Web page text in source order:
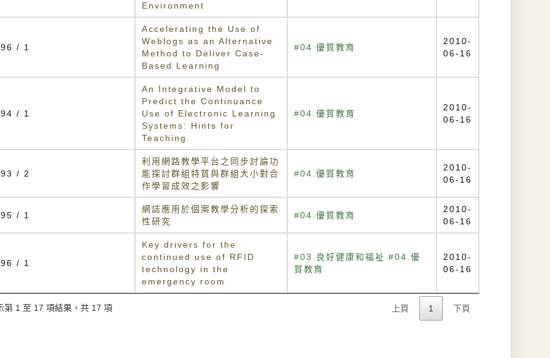
Environment
/ 1
Accelerating the Use of
Weblogs as an Alternative
Method to Deliver Case-
Based Learning
#04.優質教育
2010-
06-16
/ 1
An Integrative Model to
Predict the Continuance
Use of Electronic Learning
Systems: Hints for
Teaching
#04.優質教育
2010-
06-16
/ 2
利用網路教學平台之同步討論功
能探討群組特質與群組大小對合
作學習成效之影響
#04.優質教育
2010-
06-16
/ 1
網誌應用於個案教學分析的探索
性研究
#04.優質教育
2010-
06-16
/ 1
Key drivers for the
continued use of RFID
technology in the
emergency room
#03.良好健康和福祉 #04.優
質教育
2010-
06-16
第 1 至 17 項結果，共 17 項 上頁 1 下頁